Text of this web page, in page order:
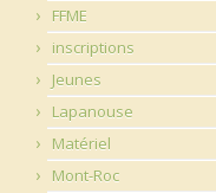
FFME
inscriptions
Jeunes
Lapanouse
Matériel
Mont-Roc